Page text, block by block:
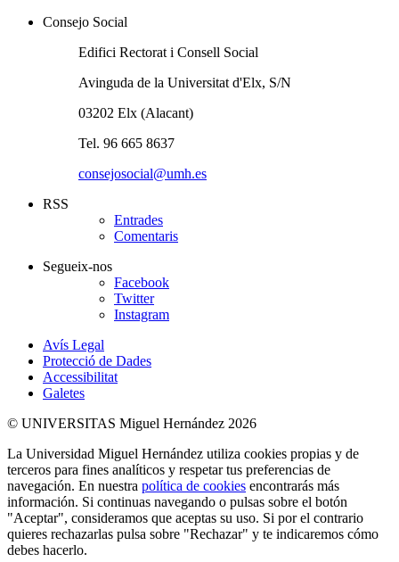
Consejo Social
Edifici Rectorat i Consell Social
Avinguda de la Universitat d'Elx, S/N
03202 Elx (Alacant)
Tel. 96 665 8637
consejosocial@umh.es
RSS
Entrades
Comentaris
Segueix-nos
Facebook
Twitter
Instagram
Avís Legal
Protecció de Dades
Accessibilitat
Galetes
© UNIVERSITAS Miguel Hernández 2026
La Universidad Miguel Hernández utiliza cookies propias y de
terceros para fines analíticos y respetar tus preferencias de
navegación. En nuestra política de cookies encontrarás más
información. Si continuas navegando o pulsas sobre el botón
"Aceptar", consideramos que aceptas su uso. Si por el contrario
quieres rechazarlas pulsa sobre "Rechazar" y te indicaremos cómo
debes hacerlo.